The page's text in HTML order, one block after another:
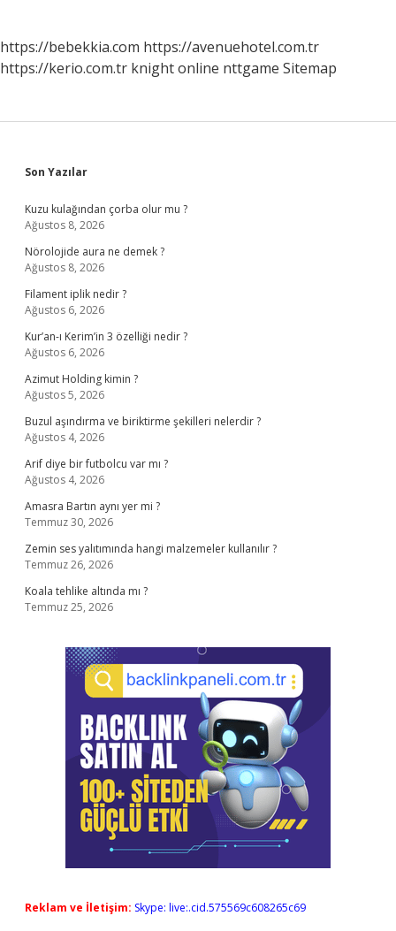
https://bebekkia.com https://avenuehotel.com.tr
https://kerio.com.tr knight online nttgame Sitemap
Sidebar
Son Yazılar
Kuzu kulağından çorba olur mu ?
Ağustos 8, 2026
Nörolojide aura ne demek ?
Ağustos 8, 2026
Filament iplik nedir ?
Ağustos 6, 2026
Kur’an-ı Kerim’in 3 özelliği nedir ?
Ağustos 6, 2026
Azimut Holding kimin ?
Ağustos 5, 2026
Buzul aşındırma ve biriktirme şekilleri nelerdir ?
Ağustos 4, 2026
Arif diye bir futbolcu var mı ?
Ağustos 4, 2026
Amasra Bartın aynı yer mi ?
Temmuz 30, 2026
Zemin ses yalıtımında hangi malzemeler kullanılır ?
Temmuz 26, 2026
Koala tehlike altında mı ?
Temmuz 25, 2026
Reklam ve İletişim: Skype: live:.cid.575569c608265c69